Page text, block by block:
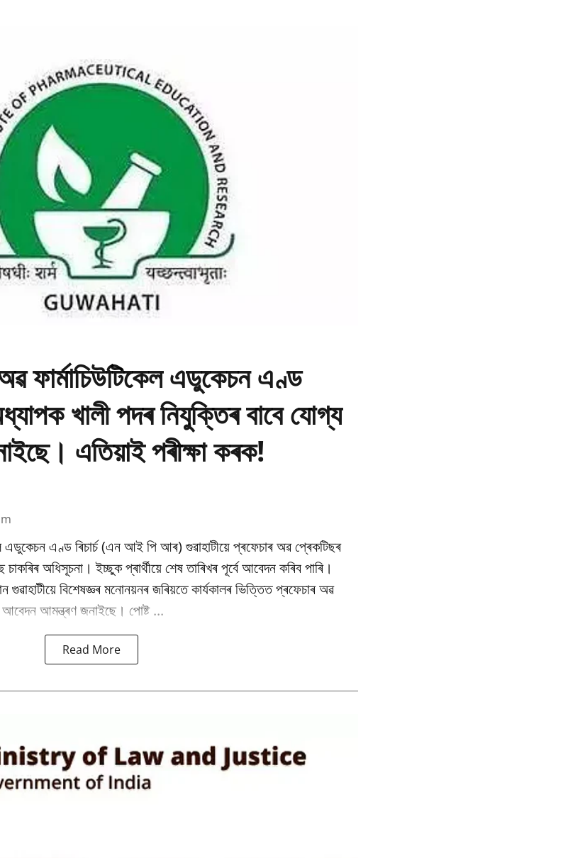
ফাৰ্মাচিউটিকেল এডুকেচন এণ্ড
খালী পদৰ নিযুক্তিৰ বাবে যোগ্য
এতিয়াই পৰীক্ষা কৰক!
এডুকেচন এণ্ড ৰিচাৰ্চ (এন আই পি আৰ) গুৱাহাটীয়ে প্ৰফেচাৰ অৱ প্ৰেকটিছৰ
অধিসূচনা। ইচ্ছুক প্ৰাৰ্থীয়ে শেষ তাৰিখৰ পূৰ্বে আবেদন কৰিব পাৰি।
গুৱাহাটীয়ে বিশেষজ্ঞৰ মনোনয়নৰ জৰিয়তে কাৰ্যকালৰ ভিত্তিত প্ৰফেচাৰ অৱ
আবেদন আমন্ত্ৰণ জনাইছে। পোষ্ট ...
Read More